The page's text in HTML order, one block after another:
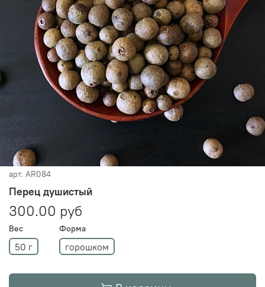
арт. AR084
Перец душистый
300.00 руб
Вес
50 г
Форма
горошком